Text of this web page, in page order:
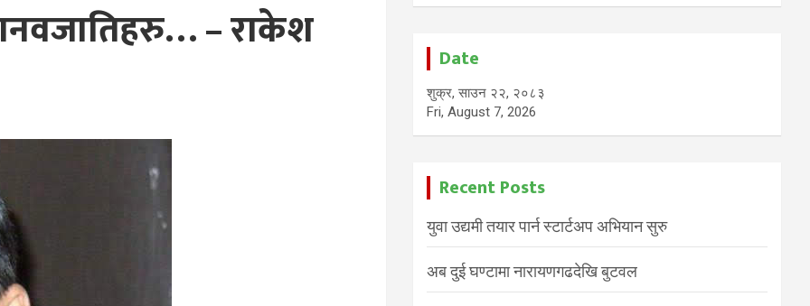
– राकेश Date
शुक्र, साउन २२, २०८३
Fri, August 7, 2026
Recent Posts
युवा उद्यमी तयार पार्न स्टार्टअप अभियान सुरु
अब दुई घण्टामा नारायणगढदेखि बुटवल